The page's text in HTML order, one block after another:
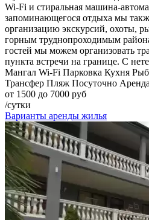
Wi-Fi и стиральная машина-
запоминающегося отдыха мы
организацию экскурсий, охоты,
горным труднопроходимым
гостей мы можем организовать
пункта встречи на границе. С
Мангал Wi-Fi Парковка Кухня
Трансфер Пляж Посуточно
от 1500 до 7000 руб
/сутки
Варианты аренды жилья